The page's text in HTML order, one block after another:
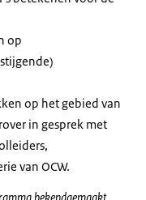
op
op het gebied van
in gesprek met
van OCW.